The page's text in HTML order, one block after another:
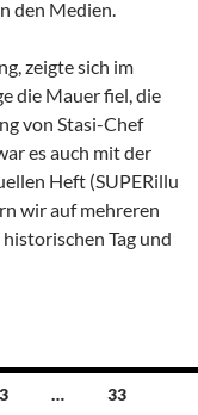
den Medien.
zeigte sich im
die Mauer fiel, die
von Stasi-Chef
es auch mit der
Heft (SUPERillu
wir auf mehreren
Tag und
3 … 33